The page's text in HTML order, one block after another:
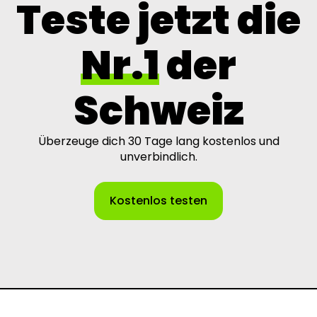
individuellen Kundenkonten enthalten.
Teste jetzt die
Nr.1der
Schweiz
Überzeuge dich 30 Tage lang kostenlos und
unverbindlich.
Kostenlos testen